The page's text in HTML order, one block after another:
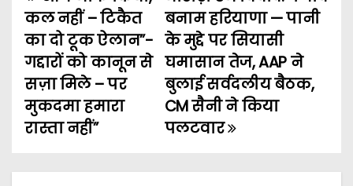
o
s
t
n
a
बनाम हरियाणा — पानी
के मुद्दे पर सियासी
घमासान तेज, AAP ने
बुलाई सर्वदलीय बैठक,
CM सैनी ने किया
पलटवार
कल नहीं – टिकैत
का दो टूक ऐलान”-
गद्दारों को कानून से
सज़ा मिले – पर
मुकदमा हमारा
रास्ता नहीं”